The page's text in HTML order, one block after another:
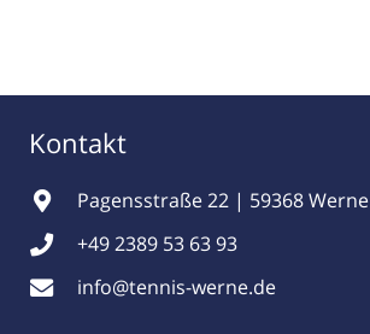
Kontakt
Pagensstraße 22 | 59368 Werne
+49 2389 53 63 93
info@tennis-werne.de